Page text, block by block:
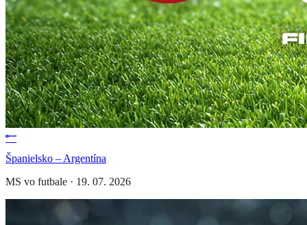
Španielsko – Argentína
MS vo futbale · 19. 07. 2026